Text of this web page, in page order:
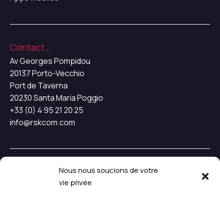
Nous nous soucions de votre
vie privée
Contact .
Av Georges Pompidou
20137 Porto-Vecchio
Port de Taverna
20230 Santa Maria Poggio
+33 (0) 4 95 21 20 25
info@rskcom.com